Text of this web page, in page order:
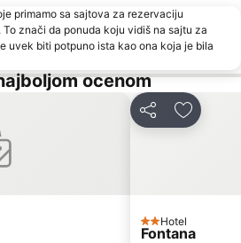
primamo sa sajtova za rezervaciju
To znači da ponuda koju vidiš na sajtu za
uvek biti potpuno ista kao ona koja je bila
ocenom
Deli Dodati
2 Zvezdice
Hotel
Fontana